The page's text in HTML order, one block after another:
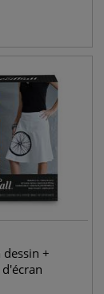
dessin +